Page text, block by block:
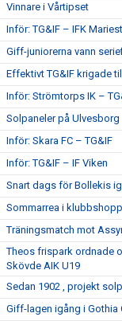
Vinnare i Vårtipset
Inför: TG&IF – IFK
Giff-juniorerna vann
Effektivt TG&IF krigade
Inför: Strömtorps IK –
Solpaneler på Ulvesborg
Inför: Skara FC – TG&IF
Inför: TG&IF – IF Viken
Snart dags för Bollekis
Sommarrea i
Träningsmatch mot
Theos frispark ordnade
Skövde AIK U19
Sedan 1902 , projekt
Giff-lagen igång i Gothia